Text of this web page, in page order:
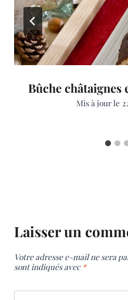
Bûche châtaignes
Mis à jour le
Laisser un
Votre adresse e-mail ne sera
sont indiqués avec *